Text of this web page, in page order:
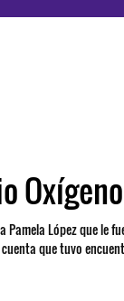
Oxígeno
Pamela López que le
que tuvo